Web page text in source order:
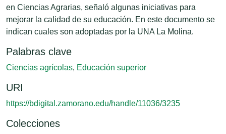
en Ciencias Agrarias, señaló algunas iniciativas para
mejorar la calidad de su educación. En este documento se
indican cuales son adoptadas por la UNA La Molina.
Palabras clave
Ciencias agrícolas, Educación superior
URI
https://bdigital.zamorano.edu/handle/11036/3235
Colecciones